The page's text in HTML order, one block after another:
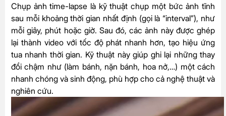
Chụp ảnh time-lapse là kỹ thuật chụp một bức ảnh tĩnh
sau mỗi khoảng thời gian nhất định (gọi là “interval”), như
mỗi giây, phút hoặc giờ. Sau đó, các ảnh này được ghép
lại thành video với tốc độ phát nhanh hơn, tạo hiệu ứng
tua nhanh thời gian. Kỹ thuật này giúp ghi lại những thay
đổi chậm như (làm bánh, nặn bánh, hoa nở,…) một cách
nhanh chóng và sinh động, phù hợp cho cả nghệ thuật và
nghiên cứu.